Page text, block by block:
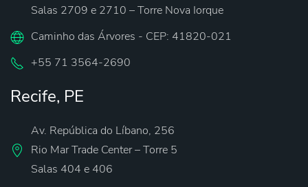
Salas 2709 e 2710 – Torre Nova Iorque
Caminho das Árvores - CEP: 41820-021
‪+55 71 3564-2690‬
Recife, PE
Av. República do Líbano, 256
Rio Mar Trade Center – Torre 5
Salas 404 e 406